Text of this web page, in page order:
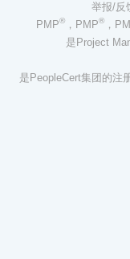
举报/反
PMP®，PMP®，
是Project
是PeopleCert集团的注